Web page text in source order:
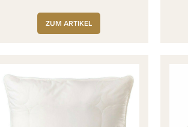
ZUM ARTIKEL